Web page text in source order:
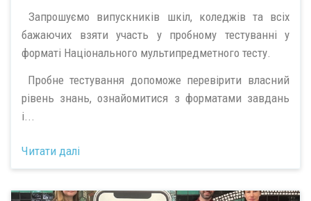
Запрошуємо випускників шкіл, коледжів та всіх
бажаючих взяти участь у пробному тестуванні у
форматі Національного мультипредметного тесту.
Пробне тестування допоможе перевірити власний
рівень знань, ознайомитися з форматами завдань
і...
Читати далі